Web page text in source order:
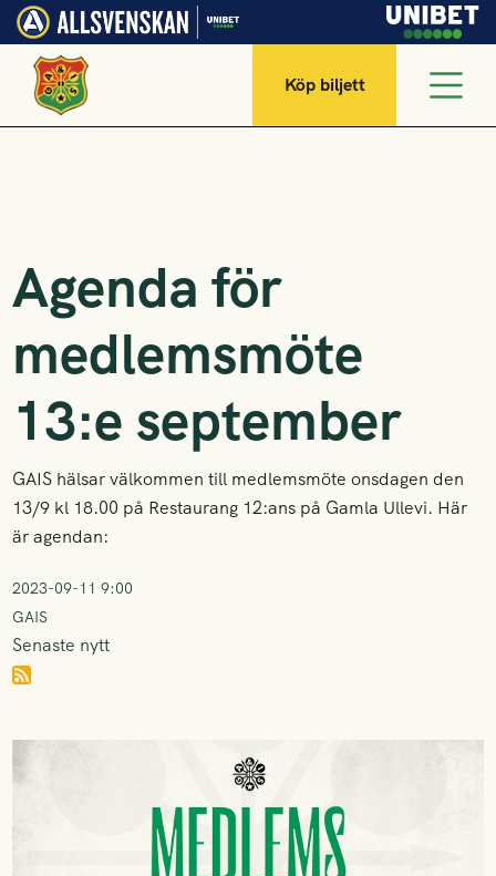
Köp biljett
Agenda för
medlemsmöte
13:e september
GAIS hälsar välkommen till medlemsmöte onsdagen den
13/9 kl 18.00 på Restaurang 12:ans på Gamla Ullevi. Här
är agendan:
2023-09-11 9:00
GAIS
Senaste nytt